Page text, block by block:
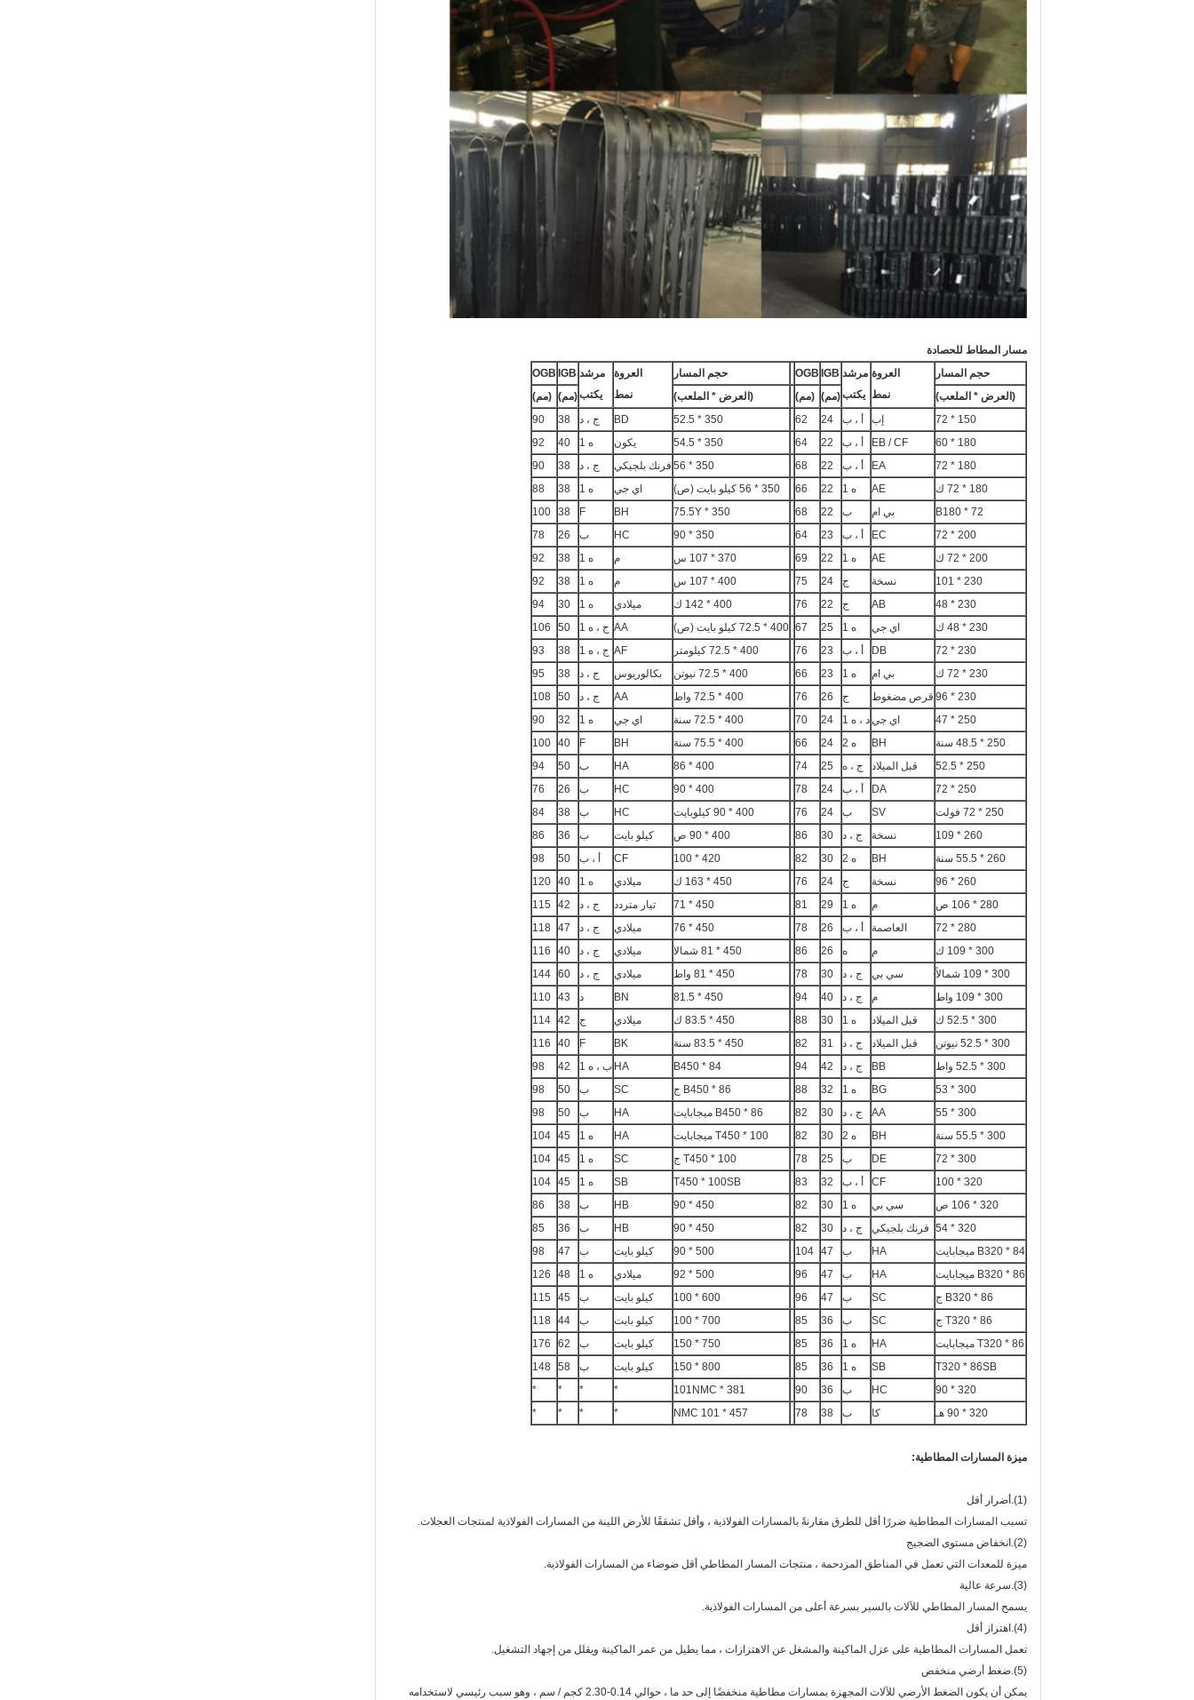
مسار المطاط للحصادة
حجم المسار
العروة
نمط
مرشد
يكتب
IGB
OGB حجم المسار
العروة
نمط
مرشد
يكتب
IGB
OGB
(العرض * الملعب)
(مم) (مم) (العرض * الملعب) (مم) (مم)
150 * 72
إب أ ، ب 24
62
350 * 52.5
BD ج ، د 38
90
180 * 60
EB / CF أ ، ب 22
64
350 * 54.5 يكون ه 1 40
92
180 * 72
EA أ ، ب 22
68
350 * 56 فرنك بلجيكي ج ، د 38
90
180 * 72 ك
AE ه 1 22
66 350 * 56 كيلو بايت (ص) اي جي ه 1 38
88
B180 * 72
بي ام ب 22
68
350 * 75.5Y
BH
F
38
100
200 * 72
EC أ ، ب 23
64
350 * 90
HC ب 26
78
200 * 72 ك
AE ه 1 22
69 370 * 107 س م ه 1 38
92
230 * 101
نسخة ج 24
75 400 * 107 س م ه 1 38
92
230 * 48
AB ج 22
76 400 * 142 ك ميلادي ه 1 30
94
230 * 48 ك
اي جي ه 1 25
67 400 * 72.5 كيلو بايت (ص) AA ج ، ه 1 50
106
230 * 72
DB أ ، ب 23
76 400 * 72.5 كيلومتر AF ج ، ه 1 38
93
230 * 72 ك
بي ام ه 1 23
66 400 * 72.5 نيوتن بكالوريوس ج ، د 38
95
230 * 96
قرص مضغوط ج 26
76 400 * 72.5 واط AA ج ، د 50
108
250 * 47
اي جيد ، ه 1 24
70 400 * 72.5 سنة اي جي ه 1 32
90
250 * 48.5 سنة
BH ه 2 24
66 400 * 75.5 سنة BH
F
40
100
250 * 52.5
قبل الميلاد ج ، ه 25
74
400 * 86
HA ب 50
94
250 * 72
DA أ ، ب 24
78
400 * 90
HC ب 26
76
250 * 72 فولت
SV ب 24
76 400 * 90 كيلوبايت HC ب 38
84
260 * 109
نسخة ج ، د 30
86 400 * 90 ص كيلو بايت ب 36
86
260 * 55.5 سنة
BH ه 2 30
82
420 * 100
CF أ ، ب 50
98
260 * 96
نسخة ج 24
76 450 * 163 ك ميلادي ه 1 40
120
280 * 106 ص
م ه 1 29
81
450 * 71 تيار متردد ج ، د 42
115
280 * 72
العاصمة أ ، ب 26
78
450 * 76 ميلادي ج ، د 47
118
300 * 109 ك
م ه 26
86 450 * 81 شمالا ميلادي ج ، د 40
116
300 * 109 شمالاً
سي بي ج ، د 30
78 450 * 81 واط ميلادي ج ، د 60
144
300 * 109 واط
م ج ، د 40
94
450 * 81.5
BN د 43
110
300 * 52.5 ك
قبل الميلاد ه 1 30
88 450 * 83.5 ك ميلادي ج 42
114
300 * 52.5 نيوتن
قبل الميلاد ج ، د 31
82 450 * 83.5 سنة BK
F
40
116
300 * 52.5 واط
BB ج ، د 42
94
B450 * 84
HA ب ، ه 1 42
98
300 * 53
BG ه 1 32
88 B450 * 86 ج SC ب 50
98
300 * 55
AA ج ، د 30
82 B450 * 86 ميجابايت HA ب 50
98
300 * 55.5 سنة
BH ه 2 30
82 T450 * 100 ميجابايت HA ه 1 45
104
300 * 72
DE ب 25
78 T450 * 100 ج SC ه 1 45
104
320 * 100
CF أ ، ب 32
83
T450 * 100SB
SB ه 1 45
104
320 * 106 ص
سي بي ه 1 30
82
450 * 90
HB ب 38
86
320 * 54
فرنك بلجيكي ج ، د 30
82
450 * 90
HB ب 36
85
B320 * 84 ميجابايت
HA ب 47
104
500 * 90 كيلو بايت ب 47
98
B320 * 86 ميجابايت
HA ب 47
96
500 * 92 ميلادي ه 1 48
126
B320 * 86 ج
SC ب 47
96
600 * 100 كيلو بايت ب 45
115
T320 * 86 ج
SC ب 36
85
700 * 100 كيلو بايت ب 44
118
T320 * 86 ميجابايت
HA ه 1 36
85
750 * 150 كيلو بايت ب 62
176
T320 * 86SB
SB ه 1 36
85
800 * 150 كيلو بايت ب 58
148
320 * 90
HC ب 36
90
381 * 101NMC
*
*
*
*
320 * 90 هـ
كا ب 38
78
457 * 101 NMC
*
*
*
*
ميزة المسارات المطاطية:
(1).أضرار أقل
تسبب المسارات المطاطية ضررًا أقل للطرق مقارنةً بالمسارات الفولاذية ، وأقل تشققًا للأرض اللينة من المسارات الفولاذية لمنتجات العجلات.
(2).انخفاض مستوى الضجيج
ميزة للمعدات التي تعمل في المناطق المزدحمة ، منتجات المسار المطاطي أقل ضوضاء من المسارات الفولاذية.
(3).سرعة عالية
يسمح المسار المطاطي للآلات بالسير بسرعة أعلى من المسارات الفولاذية.
(4).اهتزاز أقل
تعمل المسارات المطاطية على عزل الماكينة والمشغل عن الاهتزازات ، مما يطيل من عمر الماكينة ويقلل من إجهاد التشغيل.
(5).ضغط أرضي منخفض
يمكن أن يكون الضغط الأرضي للآلات المجهزة بمسارات مطاطية منخفضًا إلى حد ما ، حوالي 0.14-2.30 كجم / سم ، وهو سبب رئيسي لاستخدامه